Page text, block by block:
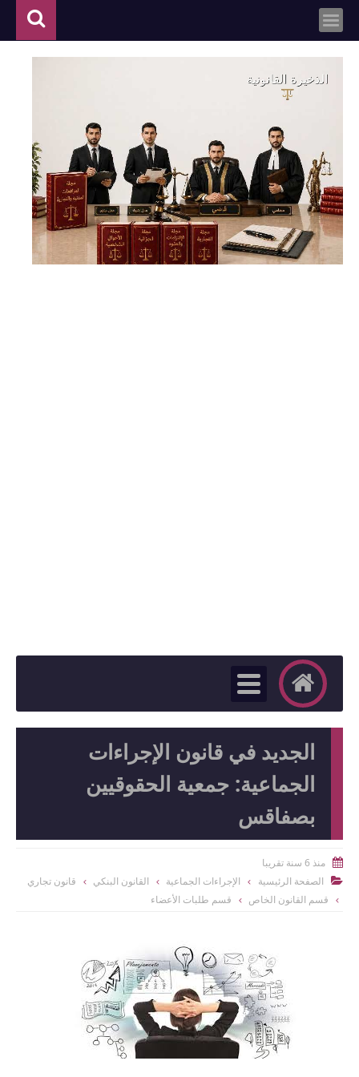
الجديد في قانون الإجراءات
الجماعية: جمعية الحقوقيين
بصفاقس
 منذ 6 سنة تقريبا
 الصفحة الرئيسية الإجراءات الجماعية القانون البنكي
قانون تجاري
قسم القانون الخاص
قسم طلبات الأعضاء